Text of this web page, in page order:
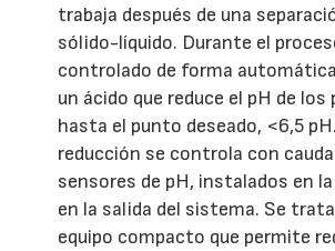
trabaja después de una
sólido-líquido. Durante el
controlado de forma
un ácido que reduce el pH de los
hasta el punto deseado, <6,5
reducción se controla con
sensores de pH, instalados en
en la salida del sistema. Se
equipo compacto que permite